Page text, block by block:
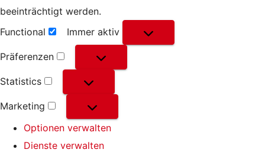
beeinträchtigt werden.
Functional
Functional
Immer aktiv
Präferenzen
Präferenzen
Statistics
Statistics
Marketing
Marketing
Optionen verwalten
Dienste verwalten